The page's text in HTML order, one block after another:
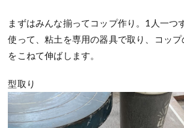
まずはみんな揃ってコップ作り。 1 人一つ
使って、粘土を専用の器具で取り、コッ
をこねて伸ばします。
型取り